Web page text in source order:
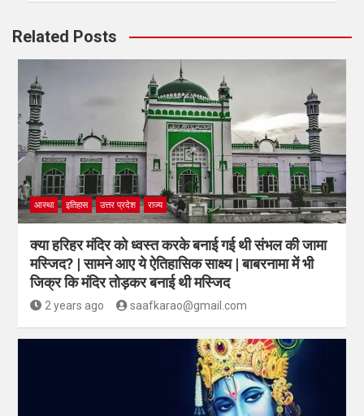
Related Posts
आस्था इतिहास उत्तर प्रदेश राज्य
क्या हरिहर मंदिर को ध्वस्त करके बनाई गई थी संभल की जामा
मस्जिद? | सामने आए ये ऐतिहासिक साक्ष्य | बाबरनामा में भी
जिक्र कि मंदिर तोड़कर बनाई थी मस्जिद
2 years ago saafkarao@gmail.com